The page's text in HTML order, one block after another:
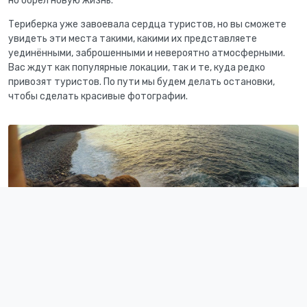
Териберка уже завоевала сердца туристов, но вы сможете
увидеть эти места такими, какими их представляете
уединёнными, заброшенными и невероятно атмосферными.
Вас ждут как популярные локации, так и те, куда редко
привозят туристов. По пути мы будем делать остановки,
чтобы сделать красивые фотографии.